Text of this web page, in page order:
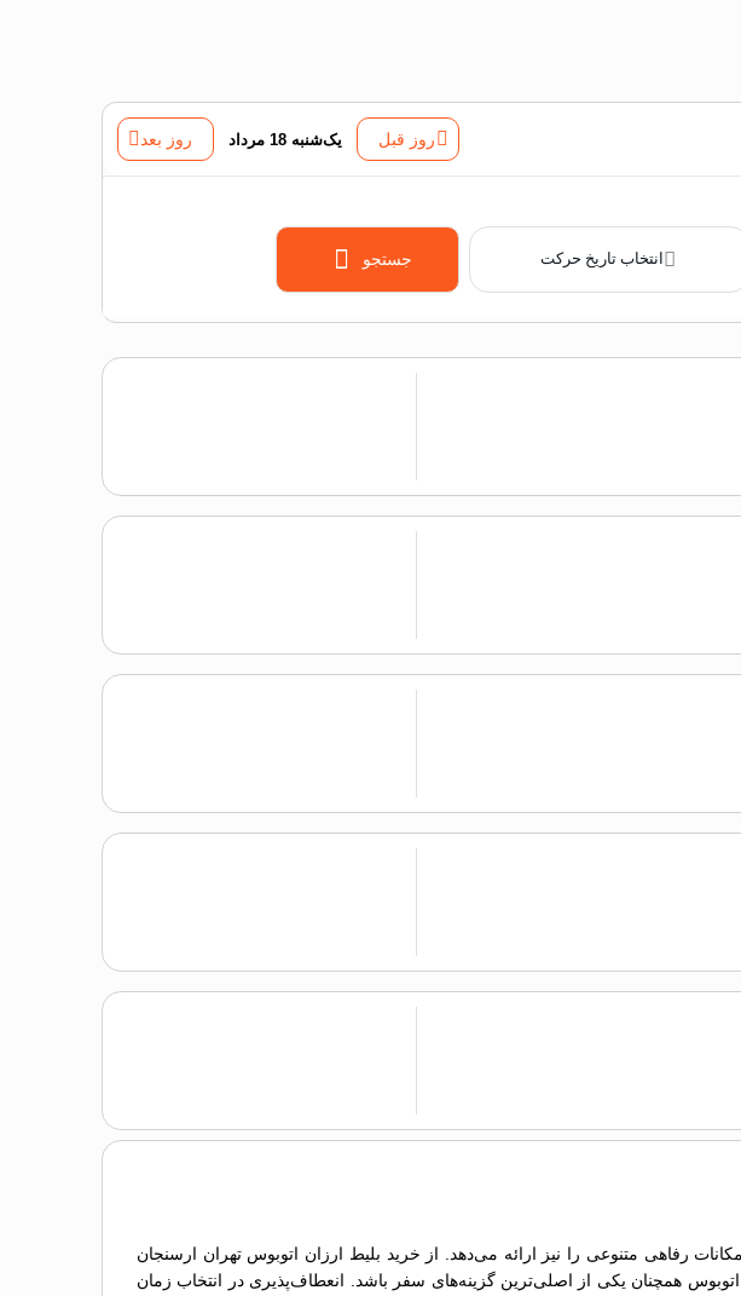
روز قبل یک‌شنبه 18 مرداد روز بعد
انتخاب تاریخ حرکت جستجو
رفاهی متنوعی را نیز ارائه می‌دهد. از خرید بلیط ارزان اتوبوس تهران ارسنجان
همچنان یکی از اصلی‌ترین گزینه‌های سفر باشد. انعطاف‌پذیری در انتخاب زمان